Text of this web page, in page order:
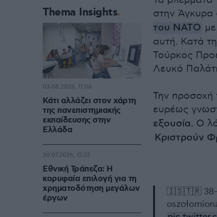
στην Άγκυρα
του ΝΑΤΟ
αυτή. Κατά
Τούρκος
Λευκό
Την προσοχή
ευρέως
εξουσία. Ο
Κριστρούν
🇮🇸🇹🇷 38-
Thema Insights
Κάτι αλλάζει στον χάρτη
της πανεπιστημιακής
εκπαίδευσης στην
Ελλάδα
03.08.2026, 11:06
Εθνική Τράπεζα: Η
κορυφαία επιλογή για τη
χρηματοδότηση μεγάλων
έργων
30.07.2026, 15:25